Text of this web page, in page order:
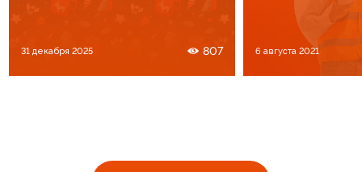
31 декабря 2025 807 6 августа 2021